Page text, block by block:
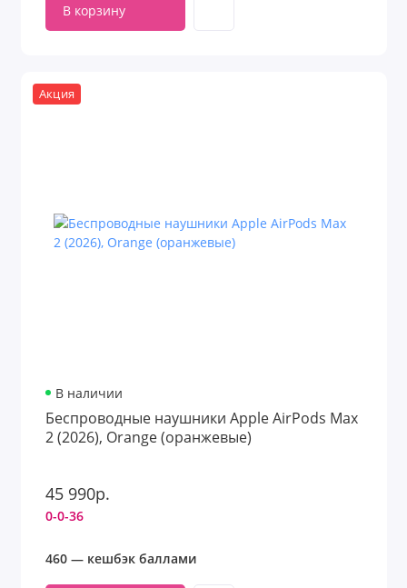
В корзину
Акция
В наличии
Беспроводные наушники Apple AirPods Max
2 (2026), Orange (оранжевые)
45 990р.
0-0-36
460 — кешбэк баллами